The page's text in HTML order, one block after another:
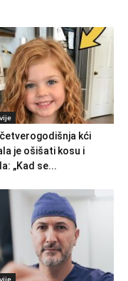
kći
je ošišati kosu i
„Kad se...